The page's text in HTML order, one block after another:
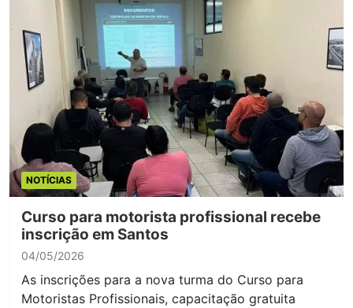
NOTÍCIAS
Curso para motorista profissional recebe
inscrição em Santos
04/05/2026
As inscrições para a nova turma do Curso para
Motoristas Profissionais, capacitação gratuita